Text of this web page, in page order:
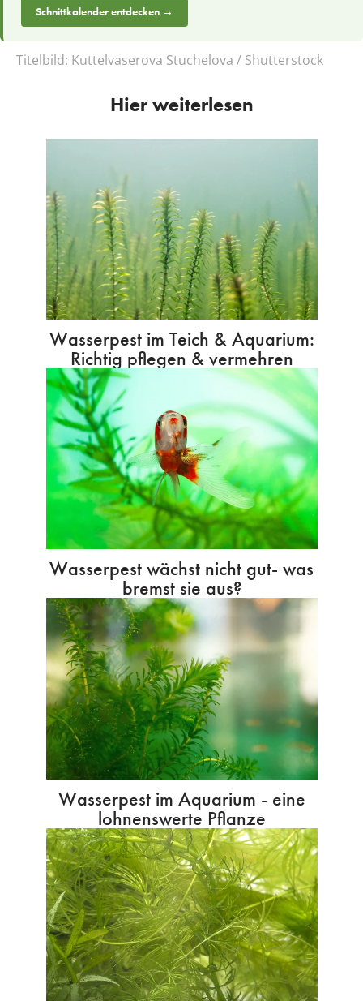
Schnittkalender entdecken →
Titelbild: Kuttelvaserova Stuchelova / Shutterstock
Hier weiterlesen
Wasserpest im Teich & Aquarium:
Richtig pflegen & vermehren
Wasserpest wächst nicht gut- was
bremst sie aus?
Wasserpest im Aquarium - eine
lohnenswerte Pflanze